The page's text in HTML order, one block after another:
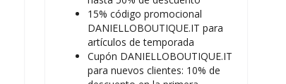
15% código promocional
DANIELLOBOUTIQUE.IT para
artículos de temporada
Cupón DANIELLOBOUTIQUE.IT
para nuevos clientes: 10% de